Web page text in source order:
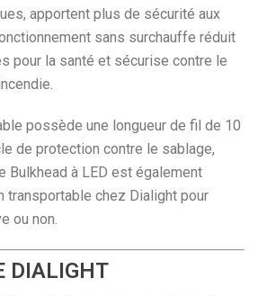
apportent plus de sécurité aux
sans surchauffe réduit
pour la santé et sécurise contre le
possède une longueur de fil de 10
de protection contre le sablage,
Bulkhead à LED est également
transportable chez Dialight pour
ou non.
DIALIGHT